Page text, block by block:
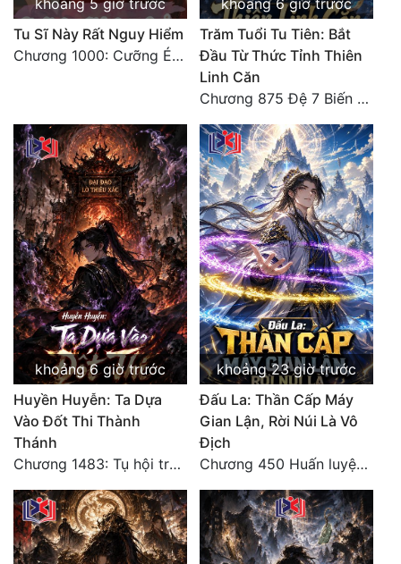
Tính Cách Nhân Vật :
Vô Sỉ
Điềm Đạm
khoảng 5 giờ trước
Tu Sĩ Này Rất Nguy Hiểm
Chương 1000: Cưỡng Ép Kẻ Khác
khoảng 6 giờ trước
Trăm Tuổi Tu Tiên: Bắt
Đầu Từ Thức Tỉnh Thiên
Linh Căn
Chương 875 Đệ 7 Biến Thánh Long Biến!
khoảng 6 giờ trước
Huyền Huyễn: Ta Dựa
Vào Đốt Thi Thành
Thánh
Chương 1483: Tụ hội trước đại chiến
khoảng 23 giờ trước
Đấu La: Thần Cấp Máy
Gian Lận, Rời Núi Là Vô
Địch
Chương 450 Huấn luyện thực chiến, Long Linh Cơ đối chiến bốn người Cổ Nguyệt và Vũ Lân!